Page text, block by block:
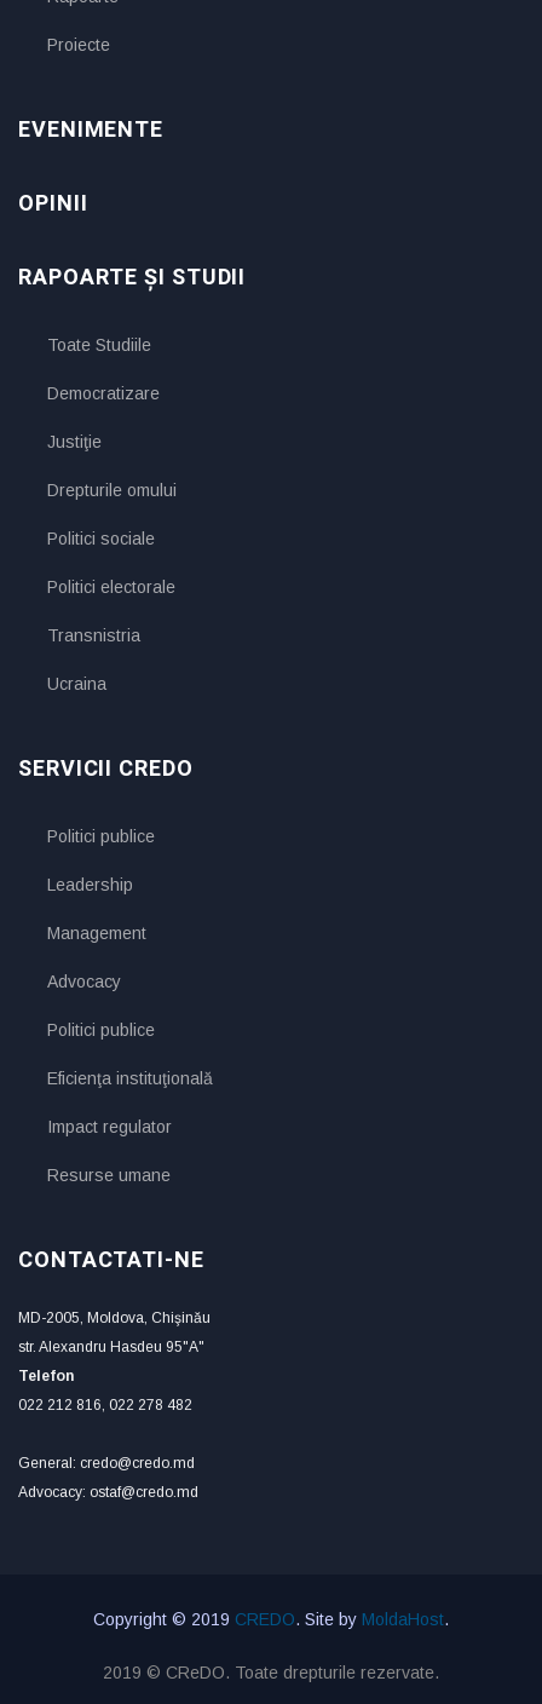
Proiecte
EVENIMENTE
OPINII
RAPOARTE ȘI STUDII
Toate Studiile
Democratizare
Justiţie
Drepturile omului
Politici sociale
Politici electorale
Transnistria
Ucraina
SERVICII CREDO
Politici publice
Leadership
Management
Advocacy
Politici publice
Eficienţa instituţională
Impact regulator
Resurse umane
CONTACTATI-NE
MD-2005, Moldova, Chişinău
str. Alexandru Hasdeu 95"A"
Telefon
022 212 816, 022 278 482
General: credo@credo.md
Advocacy: ostaf@credo.md
Copyright © 2019 CREDO. Site by MoldaHost.
2019 © CReDO. Toate drepturile rezervate.